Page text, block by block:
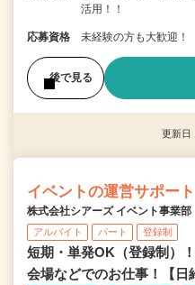
活用！！
応募資格 未経験の方も大歓迎！
後で見る
更新日
イベントの運営サポート
株式会社シアーズ イベント事業部
アルバイト パート 登録制
短期・単発OK（登録制）
会場などでのお仕事！【日